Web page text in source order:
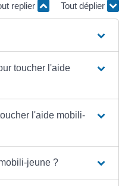
replier Tout déplier
toucher l'aide
l'aide mobili-
jeune ?